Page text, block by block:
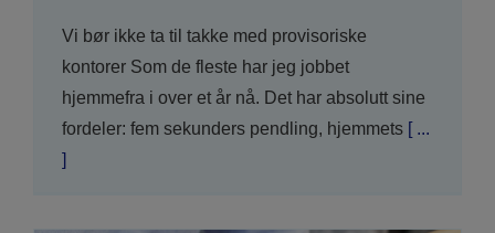
Vi bør ikke ta til takke med provisoriske
kontorer Som de fleste har jeg jobbet
hjemmefra i over et år nå. Det har absolutt sine
fordeler: fem sekunders pendling, hjemmets[ ...
]